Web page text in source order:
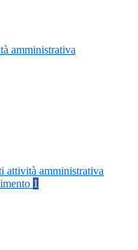
amministrativa
attività amministrativa
1